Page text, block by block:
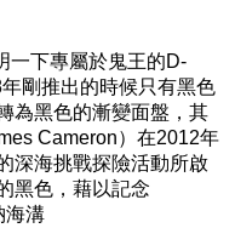
一下專屬於鬼王的D-
剛推出的時候只有黑色
為黑色的漸變面盤，其
Cameron）在2012年
深海挑戰探險活動所啟
黑色，藉以記念
海溝